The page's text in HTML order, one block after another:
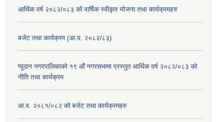
आर्थिक वर्ष २०८२/०८३ को वार्षिक स्वीकृत योजना तथा कार्यक्रमहरु
बजेट तथा कार्यक्रम (आ.व. २०८२/८३)
प्यूठान नगरपालिकाको १९ औं नगरसभामा प्रस्तुत आर्थिक वर्ष २०८२/०८३ को
नीति तथा कार्यक्रम
आ.व. २०८१/०८२ को बजेट तथा कार्यक्रमहरु